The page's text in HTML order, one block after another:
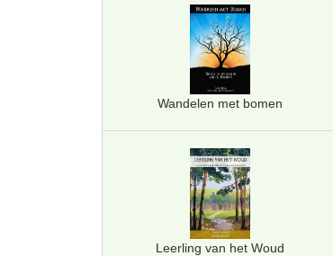
Wandelen met bomen
Leerling van het Woud